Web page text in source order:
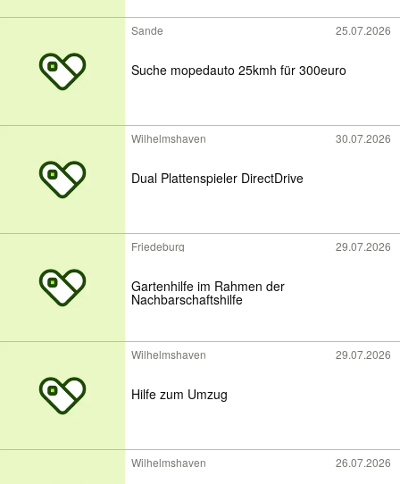
Sande 25.07.2026
Suche mopedauto 25kmh für 300euro
Wilhelmshaven 30.07.2026
Dual Plattenspieler DirectDrive
Friedeburg 29.07.2026
Gartenhilfe im Rahmen der
Nachbarschaftshilfe
Wilhelmshaven 29.07.2026
Hilfe zum Umzug
Wilhelmshaven 26.07.2026